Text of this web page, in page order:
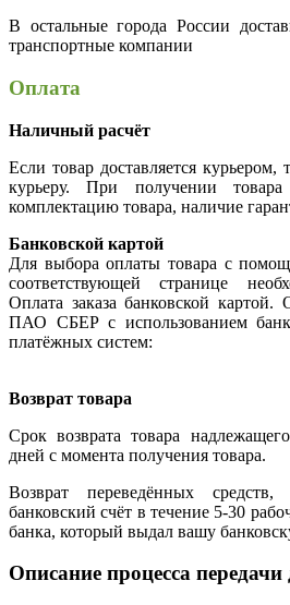
В остальные города России
транспортные компании
Оплата
Наличный расчёт
Если товар доставляется курьером,
курьеру. При получении товара
комплектацию товара, наличие
Банковской картой
Для выбора оплаты товара с
соответствующей странице
Оплата заказа банковской картой.
ПАО СБЕР с использованием
платёжных систем:
Возврат товара
Срок возврата товара
дней с момента получения товара.
Возврат переведённых
банковский счёт в течение 5-30
банка, который выдал вашу
Описание процесса